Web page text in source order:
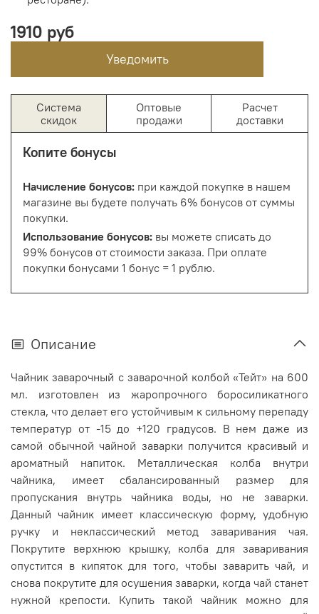
1910 руб
Уведомить
Система
скидок
Оптовые
продажи
Расчет
доставки
Копите бонусы
Начисление бонусов: при каждой покупке в нашем
магазине вы будете получать 6% бонусов от суммы
покупки.
Использование бонусов: вы можете списать до
99% бонусов от стоимости заказа. При оплате
покупки бонусами 1 бонус = 1 рублю.
Описание
Чайник заварочный с заварочной колбой «Тейт» на 600
мл. изготовлен из жаропрочного боросиликатного
стекла, что делает его устойчивым к сильному перепаду
температур от -15 до +120 градусов. В нем даже из
самой обычной чайной заварки получится красивый и
ароматный напиток. Металлическая колба внутри
чайника, имеет сбалансированный размер для
пропускания внутрь чайника воды, но не заварки.
Данный чайник имеет классическую форму, удобную
ручку и неклассический метод заваривания чая.
Покрутите верхнюю крышку, колба для заваривания
опустится в кипяток для того, чтобы заварить чай, и
снова покрутите для осушения заварки, когда чай станет
нужной крепости. Купить такой чайник можно для